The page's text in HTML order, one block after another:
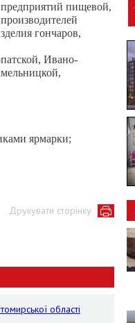
пищевой,
гончаров,
Ивано-
ярмарки;
Друкувати сторінку
області